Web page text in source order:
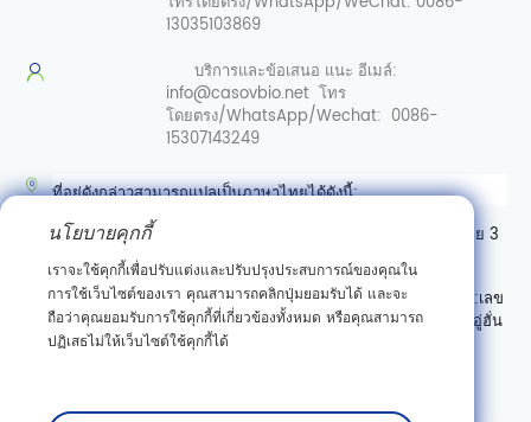
13035103869
บริการและข้อเสนอ แนะ อีเมล์:
info@casovbio.net โทร
โดยตรง/WhatsApp/Wechat: 0086-
15307143249
ที่อยู่ดังกล่าวสามารถแปลเป็นภาษาไทยได้ดังนี้:
ศูนย์นวัตกรรมชีววิทยาสังเคราะห์อู่ฮั่น เลขที่ 89 ถนนเกาเค่อหยวนสาย 3
เขตพัฒนาสินเชื่อเทคโนโลยีใหม่ตงหู อู่ฮั่น มณฑลหูเป่ย์
หรืออาจเขียนแบบมีลำดับที่อยู่ตามแบบไทย (จากเล็กไปใหญ่) ได้เป็น:เลข
ที่ 89 ถนนเกาเค่อหยวนสาย 3 เขตพัฒนาสินเชื่อเทคโนโลยีใหม่ตงหู อู่ฮั่น
มณฑลหูเป่ย์ ศูนย์นวัตกรรมชีววิทยาสังเคราะห์อู่ฮั่น
นโยบายคุกกี้
เราจะใช้คุกกี้เพื่อปรับแต่งและปรับปรุงประสบการณ์ของคุณใน
การใช้เว็บไซต์ของเรา คุณสามารถคลิกปุ่มยอมรับได้ และจะ
ถือว่าคุณยอมรับการใช้คุกกี้ที่เกี่ยวข้องทั้งหมด หรือคุณสามารถ
ปฏิเสธไม่ให้เว็บไซต์ใช้คุกกี้ได้